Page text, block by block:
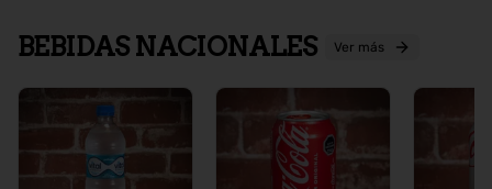
BEBIDAS NACIONALES Ver más